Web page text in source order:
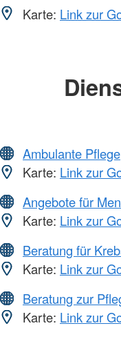
Karte: Link zur
Ambulante Pflege
Karte: Link zur
Angebote für
Karte: Link zur
Beratung für
Karte: Link zur
Beratung zur
Karte: Link zur